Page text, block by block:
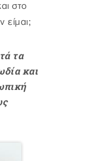
στο
τα
και